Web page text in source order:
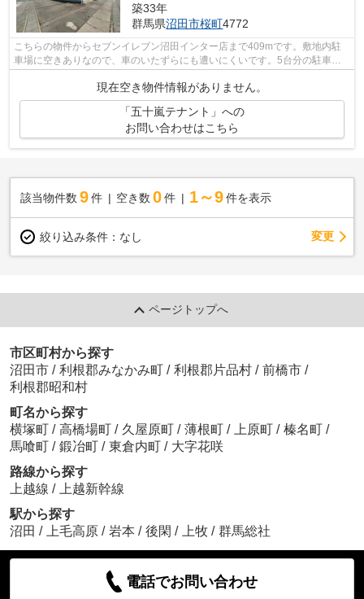
築33年
群馬県沼田市桜町4772
こちらの物件からセブンイレブン沼田インター店まで409mです。敷地内駐
車場に空きありなので、車のいたずらにも遭いにくいです。5台分の駐車ス
ペースが現在空き状態になっております。...
現在空き物件情報がありません。
「五十嵐テナント」への
お問い合わせはこちら
該当物件数 9件 空き数 0 件 1～9 件を表示
絞り込み条件： なし 変更
ページトップへ
市区町村から探す
沼田市 / 利根郡みなかみ町 / 利根郡片品村 / 前橋市 /
利根郡昭和村
町名から探す
横塚町 / 高橋場町 / 久屋原町 / 薄根町 / 上原町 / 榛名町 /
馬喰町 / 鍛冶町 / 東倉内町 / 大字花咲
路線から探す
上越線 /
上越新幹線
駅から探す
沼田 / 上毛高原 / 岩本 / 後閑 / 上牧 / 群馬総社
電話でお問い合わせ